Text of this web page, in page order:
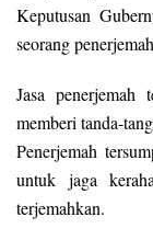
Keputusan
seorang
Jasa
memberi tanda-
Penerjemah
untuk jaga
terjemahkan.